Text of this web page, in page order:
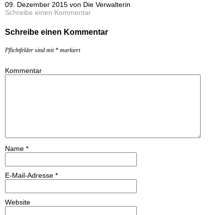
09. Dezember 2015 von Die Verwalterin
Schreibe einen Kommentar
Schreibe einen Kommentar
Pflichtfelder sind mit * markiert
Kommentar
Name *
E-Mail-Adresse *
Website